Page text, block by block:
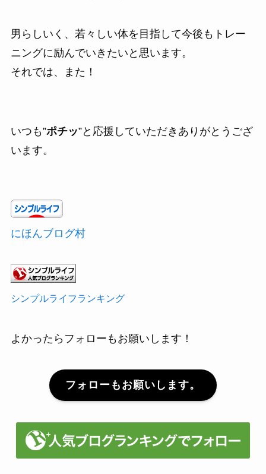
男らしいく、若々しい体を目指して今後もトレー
ニングに励んでいきたいと思います。
それでは、また！
いつも”ポチッ”と応援していただきありがとうござ
います。
にほんブログ村
シンプルライフランキング
よかったらフォローもお願いします！
フォローもお願いします。